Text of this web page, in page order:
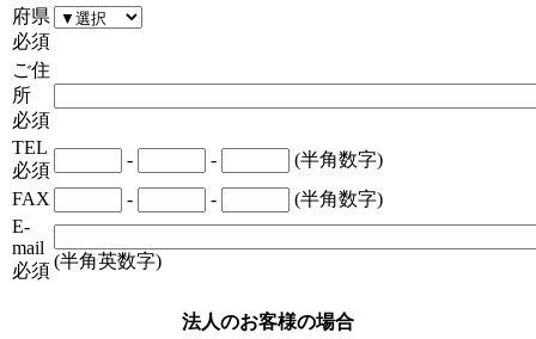
府県
必須
ご住
所
必須
TEL
必須
- -
(半角数字)
FAX
- -
(半角数字)
E-
mail
必須(半角英数字)
法人のお客様の場合